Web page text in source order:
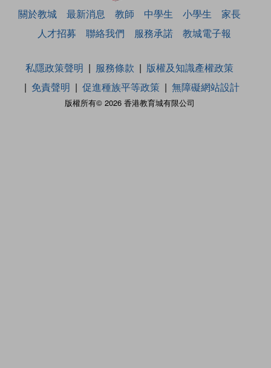
關於教城 最新消息 教師 中學生 小學生
家長
人才招募
聯絡我們 服務承諾 教城電子報
版權所有© 2026 香港教育城有限公司
私隱政策聲明 服務條款
版權及知識產權政策
免責聲明
促進種族平等政策 無障礙網站設計